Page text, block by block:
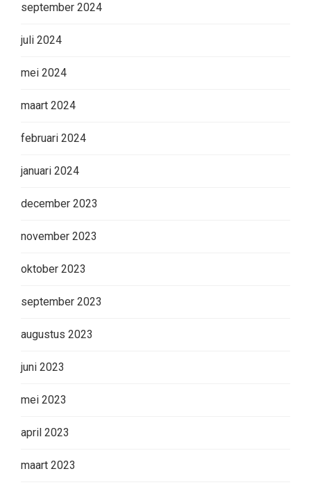
september 2024
juli 2024
mei 2024
maart 2024
februari 2024
januari 2024
december 2023
november 2023
oktober 2023
september 2023
augustus 2023
juni 2023
mei 2023
april 2023
maart 2023